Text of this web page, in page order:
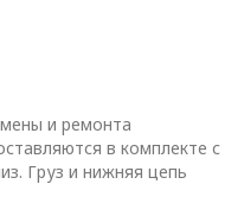
и ремонта
в комплекте с
Груз и нижняя цепь